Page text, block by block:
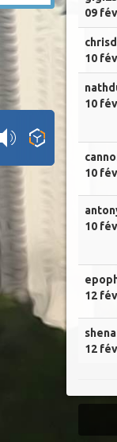
09
10
10
10
10
12
shena
12